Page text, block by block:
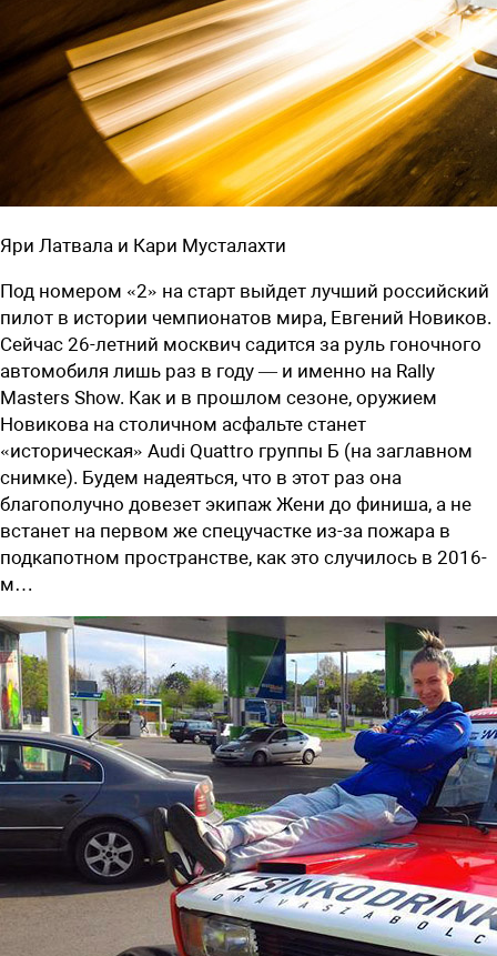
Яри Латвала и Кари Мусталахти
Под номером «2» на старт выйдет лучший российский
пилот в истории чемпионатов мира, Евгений Новиков.
Сейчас 26-летний москвич садится за руль гоночного
автомобиля лишь раз в году — и именно на Rally
Masters Show. Как и в прошлом сезоне, оружием
Новикова на столичном асфальте станет
«историческая» Audi Quattro группы Б (на заглавном
снимке). Будем надеяться, что в этот раз она
благополучно довезет экипаж Жени до финиша, а не
встанет на первом же спецучастке из-за пожара в
подкапотном пространстве, как это случилось в 2016-
м…